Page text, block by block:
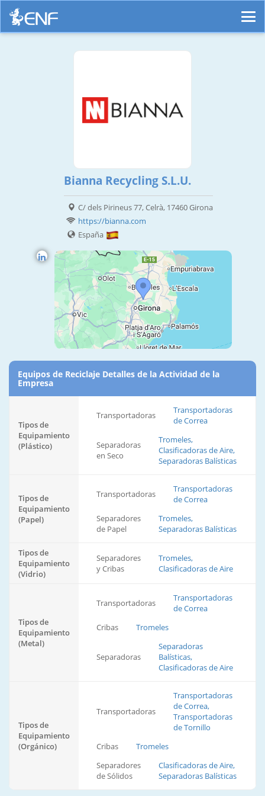
Bianna Recycling S.L.U.
C/ dels Pirineus 77, Celrà, 17460 Girona
https://bianna.com
España
Equipos de Reciclaje Detalles de la Actividad de la
Empresa
Tipos de
Equipamiento
(Plástico)
Transportadoras
Transportadoras
de Correa
Separadoras
en Seco
Tromeles,
Clasificadoras de Aire,
Separadoras Balísticas
Tipos de
Equipamiento
(Papel)
Transportadoras
Transportadoras
de Correa
Separadores
de Papel
Tromeles,
Separadoras Balísticas
Tipos de
Equipamiento
(Vidrio)
Separadores
y Cribas
Tromeles,
Clasificadoras de Aire
Tipos de
Equipamiento
(Metal)
Transportadoras
Transportadoras
de Correa
Cribas
Tromeles
Separadoras
Separadoras
Balísticas,
Clasificadoras de Aire
Tipos de
Equipamiento
(Orgánico)
Transportadoras
Transportadoras
de Correa,
Transportadoras
de Tornillo
Cribas
Tromeles
Separadores
de Sólidos
Clasificadoras de Aire,
Separadoras Balísticas